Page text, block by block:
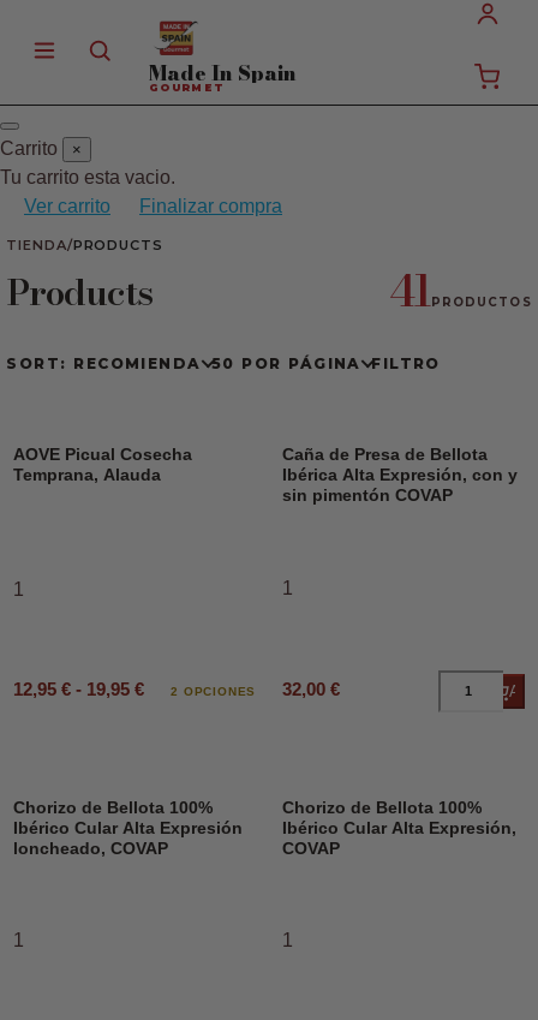
Made In Spain
GOURMET
Carrito ×
Tu carrito esta vacio.
Ver carrito
Finalizar compra
TIENDA/PRODUCTS
Products 41PRODUCTOS
SORT: RECOMIENDA 50 POR PÁGINA FILTRO
AOVE Picual Cosecha
Temprana, Alauda
1
12,95 € - 19,95 € 2 OPCIONES
Caña de Presa de Bellota
Ibérica Alta Expresión, con y
sin pimentón COVAP
1
32,00 €
Chorizo de Bellota 100%
Ibérico Cular Alta Expresión
loncheado, COVAP
1
Chorizo de Bellota 100%
Ibérico Cular Alta Expresión,
COVAP
1